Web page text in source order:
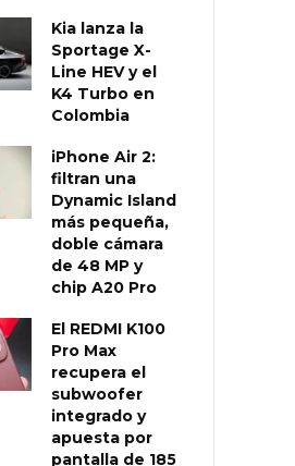
Kia lanza la
Sportage X-
Line HEV y el
K4 Turbo en
Colombia
iPhone Air 2:
filtran una
Dynamic Island
más pequeña,
doble cámara
de 48 MP y
chip A20 Pro
El REDMI K100
Pro Max
recupera el
subwoofer
integrado y
apuesta por
pantalla de 185